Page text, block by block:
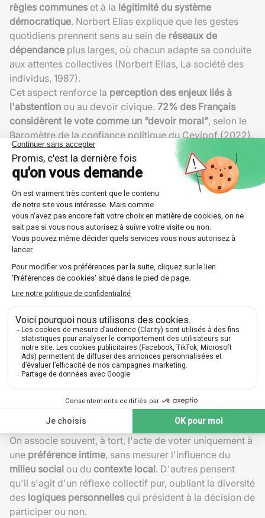
règles communes et à la légitimité du système
démocratique. Norbert Elias explique que les gestes
quotidiens prennent sens au sein de réseaux de
dépendance plus larges, où chacun adapte sa conduite
aux attentes collectives (Norbert Elias, La société des
individus, 1987).
Cet aspect renforce la perception des enjeux liés à
l'abstention ou au devoir civique. 72% des Français
considèrent le vote comme un “devoir moral”, selon le
Baromètre de la confiance politique du Cevipof (2022).
L'impact de la mobilisation collective
Des courants entiers revendiquent l'importance de la
participation collective, parfois sous forme de“vote
communautaire”. Lors de certaines élections locales, on
observe que des quartiers côtoient des
très élevés, fruit d'une sensibilisation intense menée par
les associations ou des leaders locaux.
Des campagnes d'incitation ciblées montrent que plus
lesentiment d'appartenir à un groupe actifest fort, plus
lamobilisation électoraleconnaît de hausse. Dans les
grandes villes françaises, l'écart de participation entre
démontrant l'effet de ces dynamiques collectives.
Expression de préférences individuellesou
conformisme social ?
Poids de lamobilisation associative ou partisane
Effet decontagion au sein de groupes sociaux
Les erreurs fréquentes concernant le
On associe souvent, à tort, l'acte de voter uniquement à
une préférence intime, sans mesurer l'influence du
milieu social ou du contexte local. D'autres pensent
qu'il s'agit d'un réflexe collectif pur, oubliant la diversité
des logiques personnelles qui président à la décision de
participer ou non.